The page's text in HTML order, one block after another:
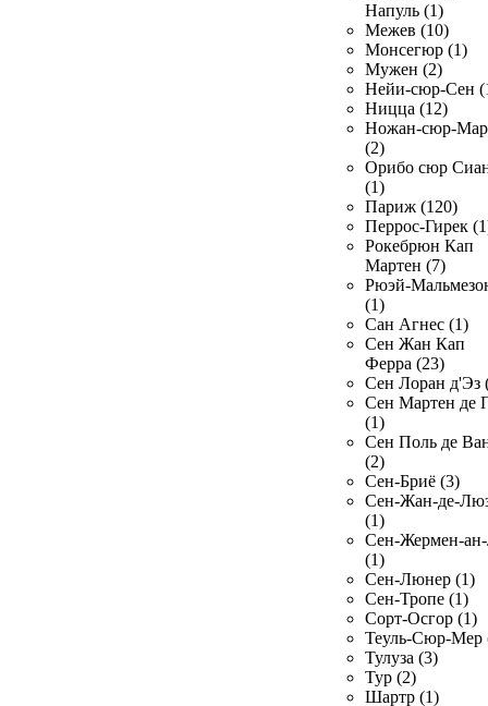
Напуль (1)
Межев (10)
Монсегюр (1)
Мужен (2)
Нейи-сюр-Сен
Ницца (12)
Ножан-сюр-
(2)
Орибо сюр
(1)
Париж (120)
Перрос-Гирек
Рокебрюн Кап
Мартен (7)
Рюэй-
(1)
Сан Агнес (1)
Сен Жан Кап
Ферра (23)
Сен Лоран д'Эз
Сен Мартен де
(1)
Сен Поль де
(2)
Сен-Бриё (3)
Сен-Жан-де-
(1)
Сен-Жермен-
(1)
Сен-Люнер (1)
Сен-Тропе (1)
Сорт-Осгор (1)
Теуль-Сюр-Мер
Тулуза (3)
Тур (2)
Шартр (1)